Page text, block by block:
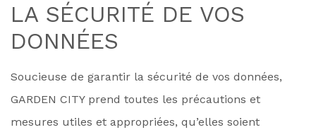
LA SÉCURITÉ DE VOS
DONNÉES
Soucieuse de garantir la sécurité de vos données,
GARDEN CITY prend toutes les précautions et
mesures utiles et appropriées, qu’elles soient